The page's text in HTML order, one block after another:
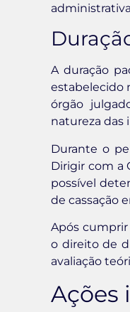
A duração
estabelecido
órgão
natureza das
Durante o
Dirigir com a
possível
de cassação
Após
o direito de
avaliação
Ações